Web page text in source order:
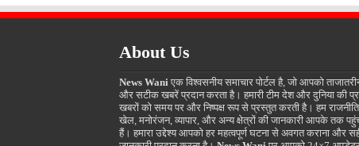
About Us
News Waniएक विश्वसनीय समाचार पोर्टल है, जो आपको
और सटीक खबरें प्रदान करता है। हमारी टीम देश और दुनिया की
खबरों को समय पर और निष्पक्ष रूप से प्रस्तुत करती है। हम
खेल, मनोरंजन, व्यापार, और अन्य क्षेत्रों की जानकारी आपके तक
हैं। हमारा उद्देश्य आपको हर महत्वपूर्ण घटना से अवगत कराना और